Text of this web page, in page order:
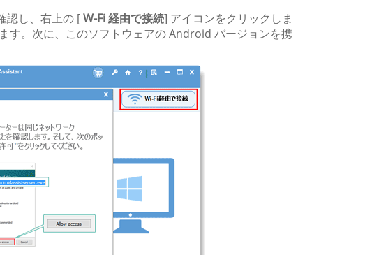
認し、右上の [W-Fi 経由で接続] アイコンをクリックしま
す。次に、このソフトウェアの Android バージョンを携